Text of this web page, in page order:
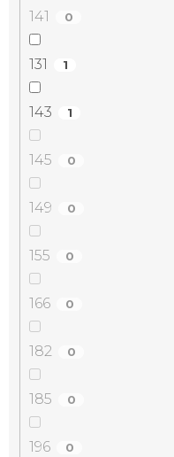
141 0
131 1
143 1
145 0
149 0
155 0
166 0
182 0
185 0
196 0